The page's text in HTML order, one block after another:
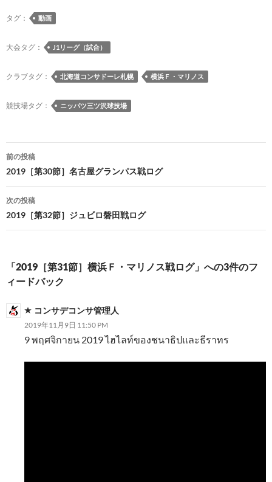
e
b
o
o
k
y
ds
n
タグ： 動画
大会タグ： J1リーグ（試合）
クラブタグ： 北海道コンサドーレ札幌 横浜Ｆ・マリノス
競技場タグ： ニッパツ三ツ沢球技場
投
稿
ナ
ビ
ゲ
ー
シ
ョ
ン
前の投稿
2019［第30節］名古屋グランパス戦ログ
次の投稿
2019［第32節］ジュビロ磐田戦ログ
「2019［第31節］横浜Ｆ・マリノス戦ログ」への3件のフ
ィードバック
コンサデコンサ管理人
2019年11月9日 11:50 PM
9 พฤศจิกายน 2019 ไฮไลท์ของชนาธิปและธีราทร